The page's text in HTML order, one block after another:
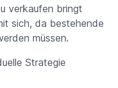
verkaufen bringt
sich, da bestehende
müssen.
Strategie